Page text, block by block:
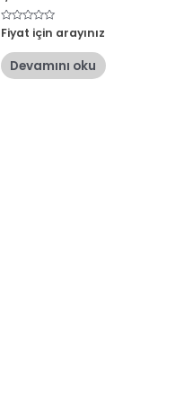
5
üzerinden
oy
aldı
Fiyat için arayınız
Devamını oku